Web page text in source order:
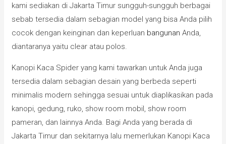
kami sediakan di Jakarta Timur sungguh-sungguh berbagai
sebab tersedia dalam sebagian model yang bisa Anda pilih
cocok dengan keinginan dan keperluan bangunan Anda,
diantaranya yaitu clear atau polos.
Kanopi Kaca Spider yang kami tawarkan untuk Anda juga
tersedia dalam sebagian desain yang berbeda seperti
minimalis modern sehingga sesuai untuk diaplikasikan pada
kanopi, gedung, ruko, show room mobil, show room
pameran, dan lainnya Anda. Bagi Anda yang berada di
Jakarta Timur dan sekitarnya lalu memerlukan Kanopi Kaca